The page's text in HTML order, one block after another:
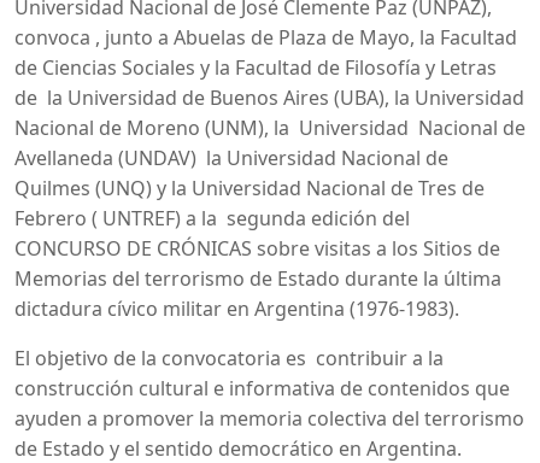
Universidad Nacional de José Clemente Paz (UNPAZ),
convoca , junto a Abuelas de Plaza de Mayo, la Facultad
de Ciencias Sociales y la Facultad de Filosofía y Letras
de la Universidad de Buenos Aires (UBA), la Universidad
Nacional de Moreno (UNM), la Universidad Nacional de
Avellaneda (UNDAV) la Universidad Nacional de
Quilmes (UNQ) y la Universidad Nacional de Tres de
Febrero ( UNTREF) a la segunda edición del
CONCURSO DE CRÓNICAS sobre visitas a los Sitios de
Memorias del terrorismo de Estado durante la última
dictadura cívico militar en Argentina (1976-1983).
El objetivo de la convocatoria es contribuir a la
construcción cultural e informativa de contenidos que
ayuden a promover la memoria colectiva del terrorismo
de Estado y el sentido democrático en Argentina.